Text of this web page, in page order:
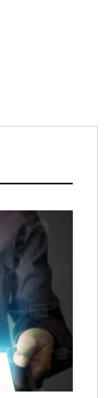
de 2026
de la